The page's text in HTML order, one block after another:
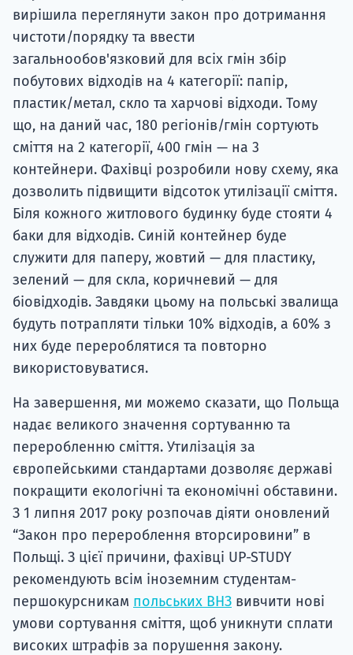
вирішила переглянути закон про дотримання
чистоти/порядку та ввести
загальнообов'язковий для всіх гмін збір
побутових відходів на 4 категорії: папір,
пластик/метал, скло та харчові відходи. Тому
що, на даний час, 180 регіонів/гмін сортують
сміття на 2 категорії, 400 гмін — на 3
контейнери. Фахівці розробили нову схему, яка
дозволить підвищити відсоток утилізації сміття.
Біля кожного житлового будинку буде стояти 4
баки для відходів. Синій контейнер буде
служити для паперу, жовтий — для пластику,
зелений — для скла, коричневий — для
біовідходів. Завдяки цьому на польські звалища
будуть потрапляти тільки 10% відходів, а 60% з
них буде перероблятися та повторно
використовуватися.
На завершення, ми можемо сказати, що Польща
надає великого значення сортуванню та
переробленню сміття. Утилізація за
європейськими стандартами дозволяє державі
покращити екологічні та економічні обставини.
З 1 липня 2017 року розпочав діяти оновлений
“Закон про перероблення вторсировини” в
Польщі. З цієї причини, фахівці UP-STUDY
рекомендують всім іноземним студентам-
першокурсникам польських ВНЗ вивчити нові
умови сортування сміття, щоб уникнути сплати
високих штрафів за порушення закону.